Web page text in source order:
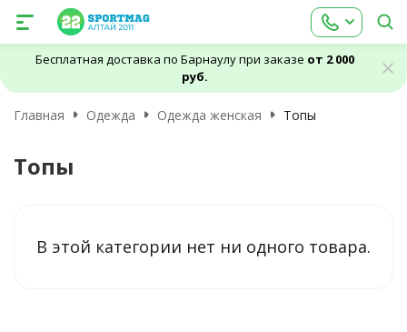
Бесплатная доставка по Барнаулу при заказе от 2 000
руб.
Главная Одежда Одежда женская Топы
Топы
В этой категории нет ни одного товара.